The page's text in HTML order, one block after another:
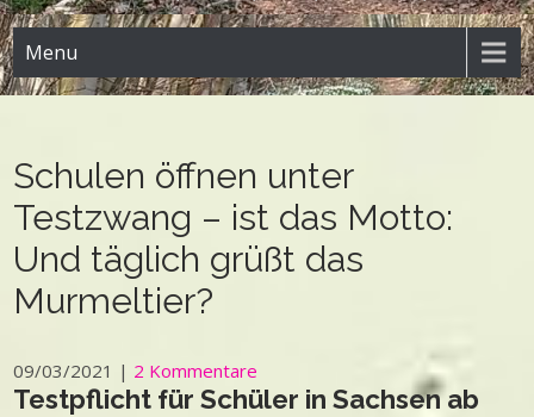
Menu
Schulen öffnen unter
Testzwang – ist das Motto:
Und täglich grüßt das
Murmeltier?
09/03/2021 | 2 Kommentare
Testpflicht für Schüler in Sachsen ab